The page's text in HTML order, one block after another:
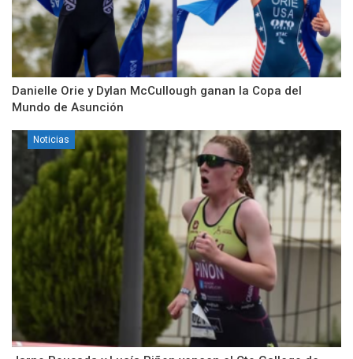
Danielle Orie y Dylan McCullough ganan la Copa del
Mundo de Asunción
Noticias